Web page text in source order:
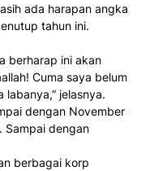
ada harapan angka
tahun ini.
berharap ini akan
Cuma saya belum
jelasnya.
dengan November
Sampai dengan
berbagai korp